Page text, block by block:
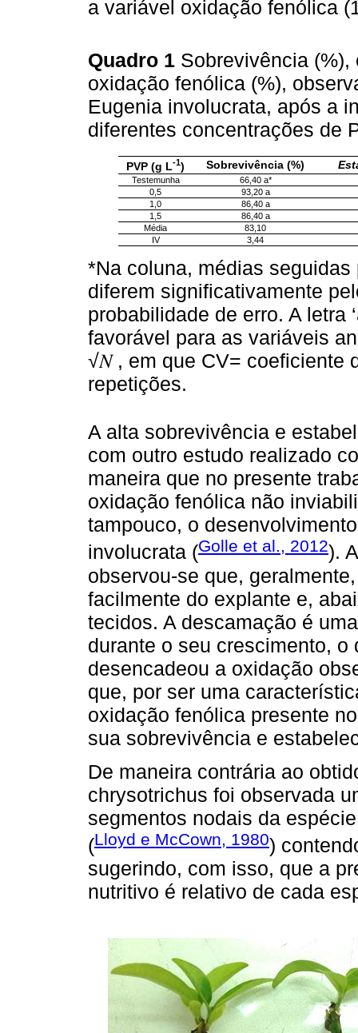
a variável oxidação fenólica
Quadro 1 Sobrevivência
oxidação fenólica (%),
Eugenia involucrata, após a
diferentes concentrações de
PVP (g L-1) Sobrevivência (%)
Testemunha
66,40 a*
0,5
93,20 a
1,0
86,40 a
1,5
86,40 a
Média
83,10
IV
3,44
*Na coluna, médias
diferem significativamente
probabilidade de erro. A letra
favorável para as variáveis
√𝑁 , em que CV= coeficiente
repetições.
A alta sobrevivência e
com outro estudo realizado
maneira que no presente
oxidação fenólica não
tampouco, o
involucrata (Golle et al., 2012).
observou-se que,
facilmente do explante e,
tecidos. A descamação é
durante o seu crescimento,
desencadeou a oxidação
que, por ser uma
oxidação fenólica presente
sua sobrevivência e
De maneira contrária ao
chrysotrichus foi observada
segmentos nodais da
(Lloyd e McCown, 1980)
sugerindo, com isso, que a
nutritivo é relativo de cada